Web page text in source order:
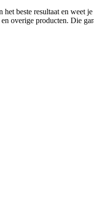
beste resultaat en weet
overige producten. Die